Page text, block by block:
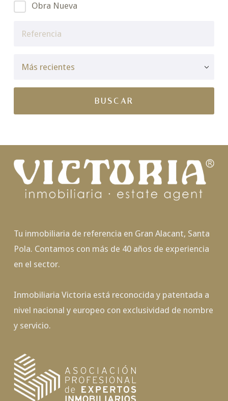
Obra Nueva
Tu inmobiliaria de referencia en Gran Alacant, Santa
Pola. Contamos con más de 40 años de experiencia
en el sector.
Inmobiliaria Victoria está reconocida y patentada a
nivel nacional y europeo con exclusividad de nombre
y servicio.